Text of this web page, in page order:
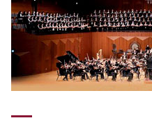
自动化